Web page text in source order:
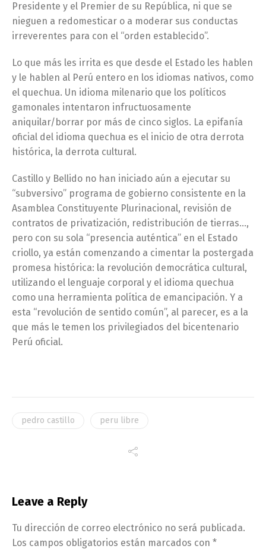
Presidente y el Premier de su República, ni que se
nieguen a redomesticar o a moderar sus conductas
irreverentes para con el “orden establecido”.
Lo que más les irrita es que desde el Estado les hablen
y le hablen al Perú entero en los idiomas nativos, como
el quechua. Un idioma milenario que los políticos
gamonales intentaron infructuosamente
aniquilar/borrar por más de cinco siglos. La epifanía
oficial del idioma quechua es el inicio de otra derrota
histórica, la derrota cultural.
Castillo y Bellido no han iniciado aún a ejecutar su
“subversivo” programa de gobierno consistente en la
Asamblea Constituyente Plurinacional, revisión de
contratos de privatización, redistribución de tierras…,
pero con su sola “presencia auténtica” en el Estado
criollo, ya están comenzando a cimentar la postergada
promesa histórica: la revolución democrática cultural,
utilizando el lenguaje corporal y el idioma quechua
como una herramienta política de emancipación. Y a
esta “revolución de sentido común”, al parecer, es a la
que más le temen los privilegiados del bicentenario
Perú oficial.
pedro castillo peru libre
Leave a Reply
Tu dirección de correo electrónico no será publicada.
Los campos obligatorios están marcados con *